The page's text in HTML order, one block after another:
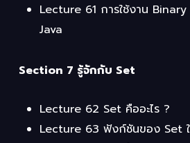
Lecture 61 การใช้งาน
Java
Section 7 รู้จักกับ Set
Lecture 62 Set คืออะไร ?
Lecture 63 ฟังก์ชันของ Set